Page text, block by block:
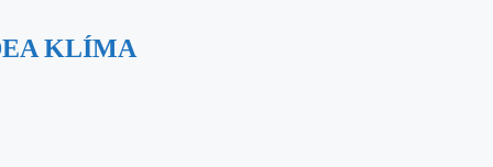
KLÍMA